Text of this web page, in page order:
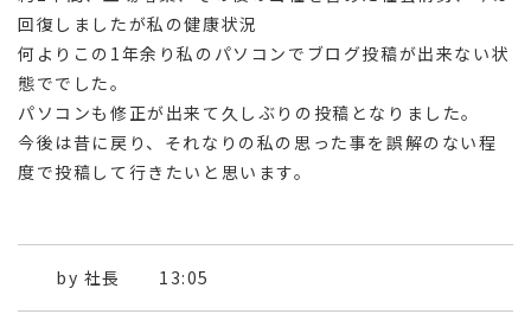
回復しましたが私の健康状況
何よりこの1年余り私のパソコンでブログ投稿が出来ない状
態ででした。
パソコンも修正が出来て久しぶりの投稿となりました。
今後は昔に戻り、それなりの私の思った事を誤解のない程
度で投稿して行きたいと思います。
by 社長 13:05